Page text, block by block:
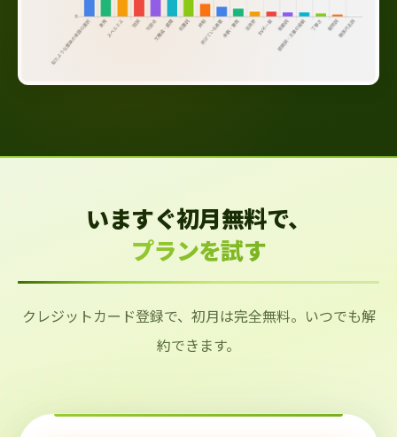
いますぐ初月無料で、
プランを試す
クレジットカード登録で、初月は完全無料。いつでも解
約できます。